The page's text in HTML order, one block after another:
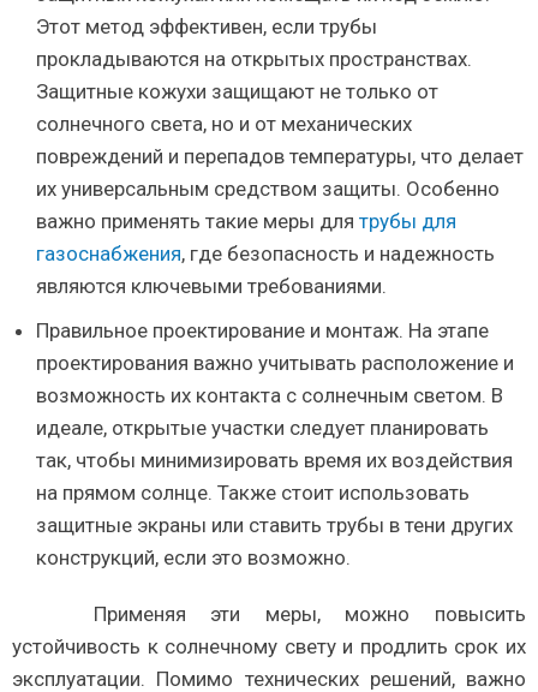
Этот метод эффективен, если трубы
прокладываются на открытых пространствах.
Защитные кожухи защищают не только от
солнечного света, но и от механических
повреждений и перепадов температуры, что делает
их универсальным средством защиты. Особенно
важно применять такие меры для трубы для
газоснабжения, где безопасность и надежность
являются ключевыми требованиями.
Правильное проектирование и монтаж. На этапе
проектирования важно учитывать расположение и
возможность их контакта с солнечным светом. В
идеале, открытые участки следует планировать
так, чтобы минимизировать время их воздействия
на прямом солнце. Также стоит использовать
защитные экраны или ставить трубы в тени других
конструкций, если это возможно.
Применяя эти меры, можно повысить
устойчивость к солнечному свету и продлить срок их
эксплуатации. Помимо технических решений, важно